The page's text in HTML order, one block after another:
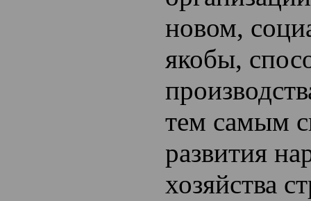
новом,
якобы,
тем самым
развития
хозяйства